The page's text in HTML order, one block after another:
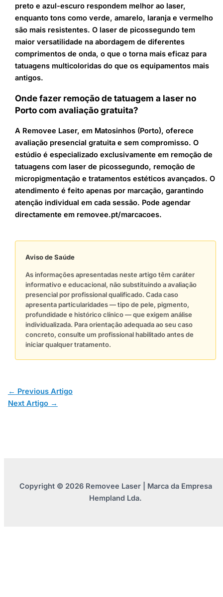
preto e azul-escuro respondem melhor ao laser,
enquanto tons como verde, amarelo, laranja e vermelho
são mais resistentes. O laser de picossegundo tem
maior versatilidade na abordagem de diferentes
comprimentos de onda, o que o torna mais eficaz para
tatuagens multicoloridas do que os equipamentos mais
antigos.
Onde fazer remoção de tatuagem a laser no
Porto com avaliação gratuita?
A Removee Laser, em Matosinhos (Porto), oferece
avaliação presencial gratuita e sem compromisso. O
estúdio é especializado exclusivamente em remoção de
tatuagens com laser de picossegundo, remoção de
micropigmentação e tratamentos estéticos avançados. O
atendimento é feito apenas por marcação, garantindo
atenção individual em cada sessão. Pode agendar
directamente em removee.pt/marcacoes.
Aviso de Saúde
As informações apresentadas neste artigo têm caráter
informativo e educacional, não substituindo a avaliação
presencial por profissional qualificado. Cada caso
apresenta particularidades — tipo de pele, pigmento,
profundidade e histórico clínico — que exigem análise
individualizada. Para orientação adequada ao seu caso
concreto, consulte um profissional habilitado antes de
iniciar qualquer tratamento.
← Previous Artigo
Next Artigo →
Copyright © 2026 Removee Laser | Marca da Empresa
Hempland Lda.